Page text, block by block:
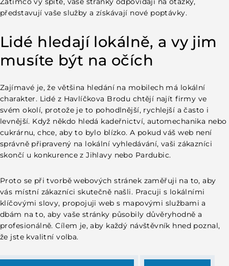
představují vaše služby a získávají nové poptávky.
Lidé hledají lokálně, a vy jim
musíte být na očích
Zajímavé je, že většina hledání na mobilech má lokální
charakter. Lidé z Havlíčkova Brodu chtějí najít firmy ve
svém okolí, protože je to pohodlnější, rychlejší a často i
levnější. Když někdo hledá kadeřnictví, automechanika nebo
cukrárnu, chce, aby to bylo blízko. A pokud váš web není
správně připravený na lokální vyhledávání, vaši zákazníci
skončí u konkurence z Jihlavy nebo Pardubic.
Proto se přitvorbě webových stránek zaměřuji na to, aby
vás místní zákazníci skutečně našli. Pracuji s lokálními
klíčovými slovy, propojuji web s mapovými službami a
dbám na to, aby vaše stránky působily důvěryhodně a
profesionálně. Cílem je, aby každý návštěvník hned poznal,
že jste kvalitní volba.